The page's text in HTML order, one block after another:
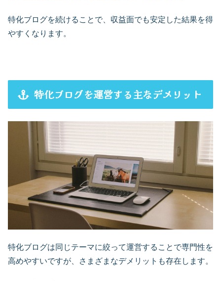
特化ブログを続けることで、収益面でも安定した結果を得
やすくなります。
特化ブログを運営する主なデメリット
特化ブログは同じテーマに絞って運営することで専門性を
高めやすいですが、さまざまなデメリットも存在します。